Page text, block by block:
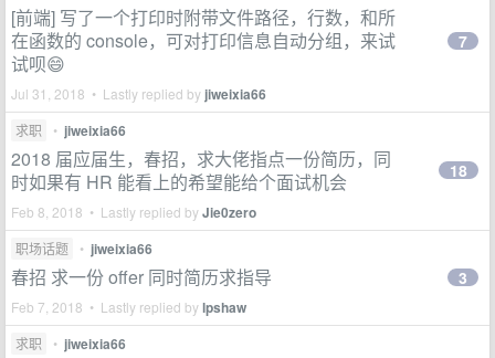
[前端] 写了一个打印时附带文件路径，行数，和所
在函数的 console，可对打印信息自动分组，来试
试呗😄
Jul 31, 2018 • Lastly replied by jiweixia66
7
求职 • jiweixia66
2018 届应届生，春招，求大佬指点一份简历，同
时如果有 HR 能看上的希望能给个面试机会
Feb 8, 2018 • Lastly replied byJie0zero
18
职场话题 • jiweixia66
春招 求一份 offer 同时简历求指导
Feb 7, 2018 • Lastly replied bylpshaw
3
求职 • jiweixia66